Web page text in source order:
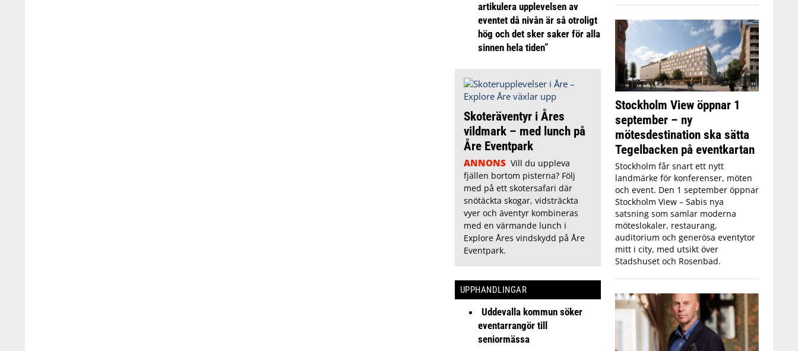
artikulera upplevelsen av
eventet då nivån är så otroligt
hög och det sker saker för alla
sinnen hela tiden”
Skoteräventyr i Åres
vildmark – med lunch på
Åre Eventpark
ANNONS Vill du uppleva
fjällen bortom pisterna? Följ
med på ett skotersafari där
snötäckta skogar, vidsträckta
vyer och äventyr kombineras
med en värmande lunch i
Explore Åres vindskydd på Åre
Eventpark.
UPPHANDLINGAR
Uddevalla kommun söker
eventarrangör till
seniormässa
Stockholm View öppnar 1
september – ny
mötesdestination ska sätta
Tegelbacken på eventkartan
Stockholm får snart ett nytt
landmärke för konferenser, möten
och event. Den 1 september öppnar
Stockholm View – Sabis nya
satsning som samlar moderna
möteslokaler, restaurang,
auditorium och generösa eventytor
mitt i city, med utsikt över
Stadshuset och Rosenbad.